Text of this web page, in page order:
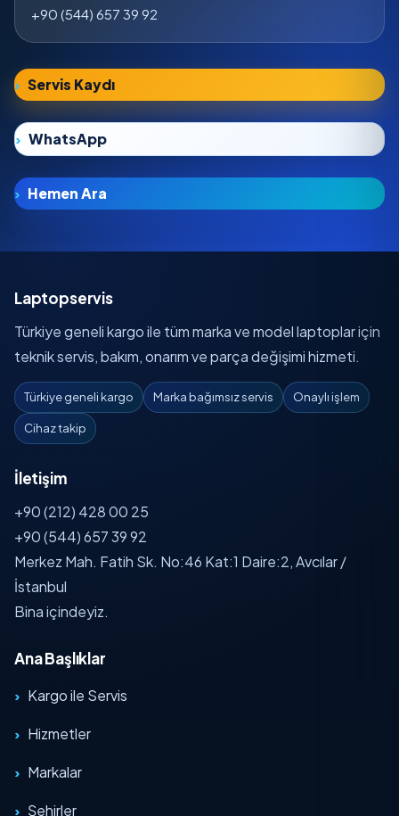
+90 (544) 657 39 92
Servis Kaydı
WhatsApp
Hemen Ara
Laptopservis
Türkiye geneli kargo ile tüm marka ve model laptoplar için
teknik servis, bakım, onarım ve parça değişimi hizmeti.
Türkiye geneli kargo Marka bağımsız servis Onaylı işlem
Cihaz takip
İletişim
+90 (212) 428 00 25
+90 (544) 657 39 92
Merkez Mah. Fatih Sk. No:46 Kat:1 Daire:2, Avcılar /
İstanbul
Bina içindeyiz.
Ana Başlıklar
Kargo ile Servis
Hizmetler
Markalar
Şehirler